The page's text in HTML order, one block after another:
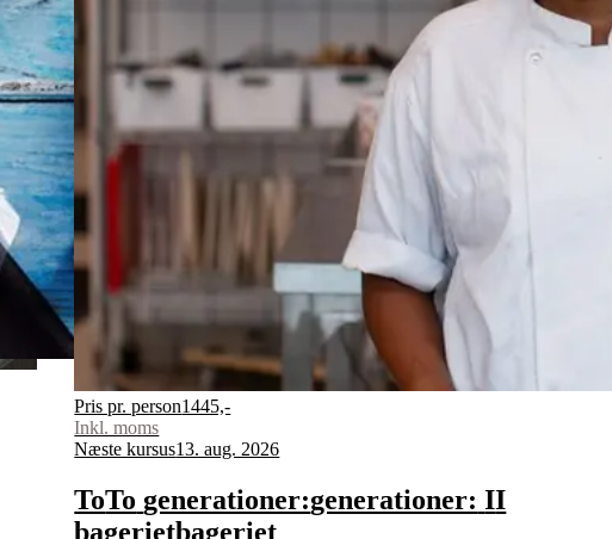
Pris pr. person1445,-
Inkl. moms
Næste kursus13. aug. 2026
ToTo generationer:generationer: II
bagerietbageriet